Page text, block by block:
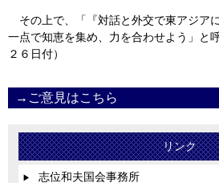
その上で、「『対話と外交で東アジア
一点で知恵を集め、力を合わせよう」と
２６日付）
→ご意見はこちら
リンク
▶ 志位和夫国会事務所